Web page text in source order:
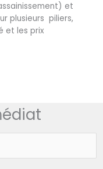
et
plusieurs piliers,
et les prix